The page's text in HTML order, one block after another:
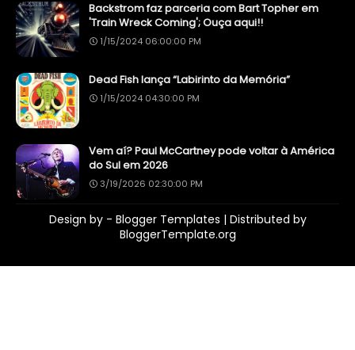
Backstrom faz parceria com Bart Topher em
'Train Wreck Coming'; Ouça aqui!!
1/15/2024 06:00:00 PM
Dead Fish lança “Labirinto da Memória”
1/15/2024 04:30:00 PM
Vem aí? Paul McCartney pode voltar à América
do Sul em 2026
3/19/2026 02:30:00 PM
Design by - Blogger Templates | Distributed by
BloggerTemplate.org